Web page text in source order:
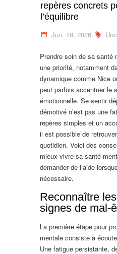
repères concrets
l’équilibre
Jun, 18, 2026
Prendre soin de sa santé
une priorité, notamment
dynamique comme Nice
peut parfois accentuer le
émotionnelle. Se sentir
démotivé n’est pas une
repères simples et un
il est possible de
quotidien. Voici des
mieux vivre sa santé
demander de l’aide
nécessaire.
Reconnaître
signes de mal-
La première étape pour
mentale consiste à
Une fatigue persistante,